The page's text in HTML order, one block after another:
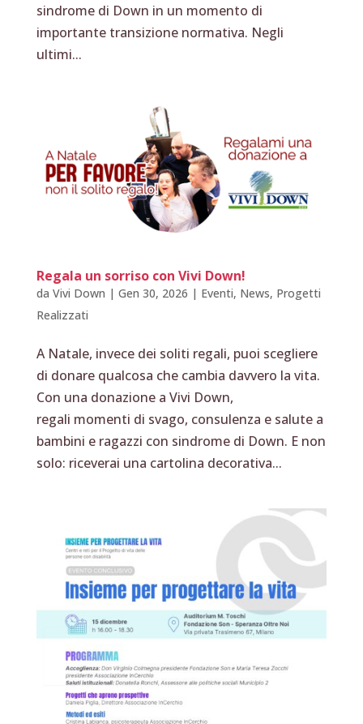
sindrome di Down in un momento di
importante transizione normativa. Negli
ultimi...
Regala un sorriso con Vivi Down!
da Vivi Down | Gen 30, 2026 | Eventi, News, Progetti
Realizzati
A Natale, invece dei soliti regali, puoi scegliere
di donare qualcosa che cambia davvero la vita.
Con una donazione a Vivi Down,
regali momenti di svago, consulenza e salute a
bambini e ragazzi con sindrome di Down. E non
solo: riceverai una cartolina decorativa...